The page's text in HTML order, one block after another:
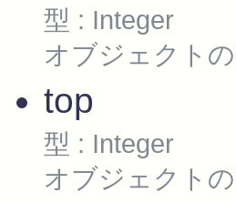
型 : Integer
オブジェクト
top
型 : Integer
オブジェクト